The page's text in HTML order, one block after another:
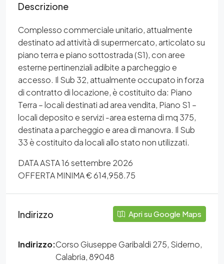
Descrizione
Complesso commerciale unitario, attualmente
destinato ad attività di supermercato, articolato su
piano terra e piano sottostrada (S1), con aree
esterne pertinenziali adibite a parcheggio e
accesso. Il Sub 32, attualmente occupato in forza
di contratto di locazione, è costituito da: Piano
Terra – locali destinati ad area vendita, Piano S1 –
locali deposito e servizi -area esterna di mq 375,
destinata a parcheggio e area di manovra. Il Sub
33 è costituito da locali allo stato non utilizzati.
DATA ASTA 16 settembre 2026
OFFERTA MINIMA € 614,958.75
Indirizzo Apri su Google Maps
Indirizzo:Corso Giuseppe Garibaldi 275, Siderno,
Calabria, 89048